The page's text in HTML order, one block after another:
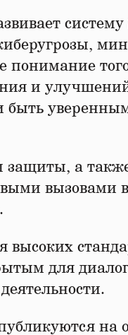
и
а
вызовами
высоких
для
на